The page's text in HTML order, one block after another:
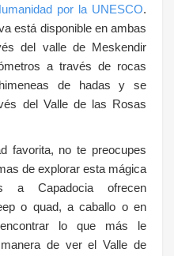
por la UNESCO.
está disponible en ambas
del valle de Meskendir
a través de rocas
de hadas y se
del Valle de las Rosas
favorita, no te preocupes
de explorar esta mágica
a Capadocia ofrecen
o quad, a caballo o en
lo que más le
de ver el Valle de